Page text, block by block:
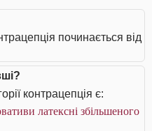
починається від
контрацепція є:
латексні збільшеного